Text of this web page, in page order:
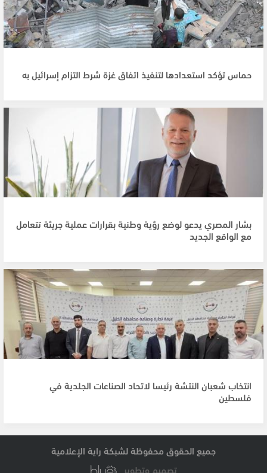
حماس تؤكد استعدادها لتنفيذ اتفاق غزة شرط التزام إسرائيل به
بشار المصري يدعو لوضع رؤية وطنية بقرارات عملية جريئة تتعامل
مع الواقع الجديد
انتخاب شعبان النتشة رئيسا لاتحاد الصناعات الجلدية في
فلسطين
جميع الحقوق محفوظة لشبكة راية الإعلامية
تصميم وتطوير